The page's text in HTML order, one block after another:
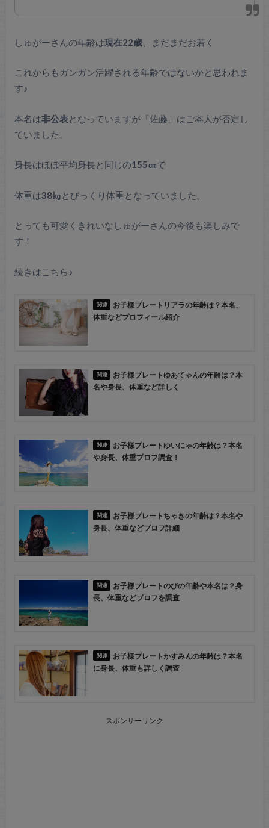
しゅがーさんの年齢は現在22歳、まだまだお若く
これからもガンガン活躍される年齢ではないかと思われま
す♪
本名は非公表となっていますが「佐藤」はご本人が否定し
ていました。
身長はほぼ平均身長と同じの155㎝で
体重は38㎏とびっくり体重となっていました。
とっても可愛くきれいなしゅがーさんの今後も楽しみで
す！
続きはこちら♪
お子様プレートリアラの年齢は？本名、
体重などプロフィール紹介
お子様プレートゆあてゃんの年齢は？本
名や身長、体重など詳しく
お子様プレートゆいにゃの年齢は？本名
や身長、体重プロフ調査！
お子様プレートちゃきの年齢は？本名や
身長、体重などプロフ詳細
お子様プレートのぴの年齢や本名は？身
長、体重などプロフを調査
お子様プレートかすみんの年齢は？本名
に身長、体重も詳しく調査
スポンサーリンク